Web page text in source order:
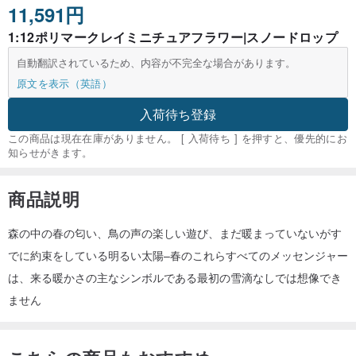
11,591円
1:12ポリマークレイミニチュアフラワー|スノードロップ
自動翻訳されているため、内容が不完全な場合があります。
原文を表示（英語）
入荷待ち登録
この商品は現在在庫がありません。 [ 入荷待ち ] を押すと、優先的にお
知らせがきます。
商品説明
森の中の春の匂い、鳥の声の楽しい遊び、まだ暖まっていないがす
でに約束をしている明るい太陽–春のこれらすべてのメッセンジャー
は、来る暖かさの主なシンボルである最初の雪滴なしでは想像でき
ません